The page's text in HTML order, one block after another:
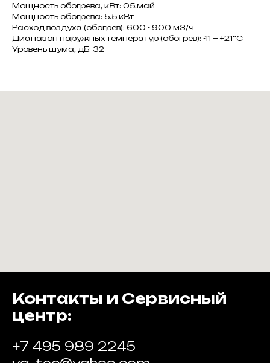
Мощность обогрева, кВт: 05.май
Мощность обогрева: 5.5 кВт
Расход воздуха (обогрев): 600 - 900 м3/ч
Диапазон наружных температур (обогрев): -11 ~ +21°C
Уровень шума, дБ: 32
Контакты и Сервисный
центр:
+7 495 989 2245